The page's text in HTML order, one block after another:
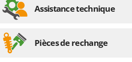
Assistance technique
Pièces de rechange